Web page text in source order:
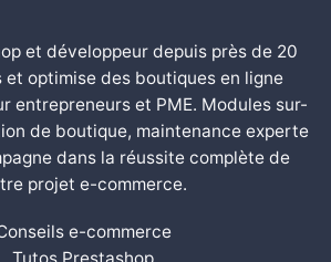
et développeur depuis près de 20
et optimise des boutiques en ligne
entrepreneurs et PME. Modules sur-
de boutique, maintenance experte
dans la réussite complète de
projet e-commerce.
e-commerce